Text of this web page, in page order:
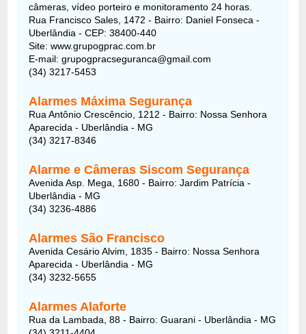
câmeras, vídeo porteiro e monitoramento 24 horas.
Rua Francisco Sales, 1472 - Bairro: Daniel Fonseca -
Uberlândia - CEP: 38400-440
Site: www.grupogprac.com.br
E-mail: grupogpracseguranca@gmail.com
(34) 3217-5453
Alarmes Máxima Segurança
Rua Antônio Crescêncio, 1212 - Bairro: Nossa Senhora
Aparecida - Uberlândia - MG
(34) 3217-8346
Alarme e Câmeras Siscom Segurança
Avenida Asp. Mega, 1680 - Bairro: Jardim Patrícia -
Uberlândia - MG
(34) 3236-4886
Alarmes São Francisco
Avenida Cesário Alvim, 1835 - Bairro: Nossa Senhora
Aparecida - Uberlândia - MG
(34) 3232-5655
Alarmes Alaforte
Rua da Lambada, 88 - Bairro: Guarani - Uberlândia - MG